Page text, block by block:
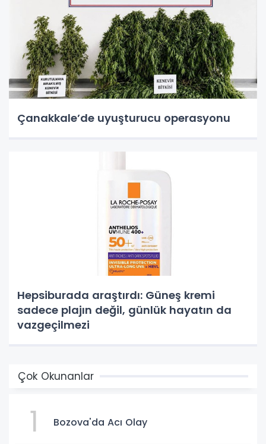
Çanakkale’de uyuşturucu operasyonu
Hepsiburada araştırdı: Güneş kremi
sadece plajın değil, günlük hayatın da
vazgeçilmezi
Çok Okunanlar
1 Bozova'da Acı Olay